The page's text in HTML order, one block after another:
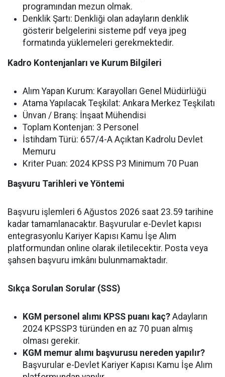
programından mezun olmak.
Denklik Şartı: Denkliği olan adayların denklik
gösterir belgelerini sisteme pdf veya jpeg
formatında yüklemeleri gerekmektedir.
Kadro Kontenjanları ve Kurum Bilgileri
Alım Yapan Kurum: Karayolları Genel Müdürlüğü
Atama Yapılacak Teşkilat: Ankara Merkez Teşkilatı
Ünvan / Branş: İnşaat Mühendisi
Toplam Kontenjan: 3 Personel
İstihdam Türü: 657/4-A Açıktan Kadrolu Devlet
Memuru
Kriter Puan: 2024 KPSS P3 Minimum 70 Puan
Başvuru Tarihleri ve Yöntemi
Başvuru işlemleri 6 Ağustos 2026 saat 23.59 tarihine
kadar tamamlanacaktır. Başvurular e-Devlet kapısı
entegrasyonlu Kariyer Kapısı Kamu İşe Alım
platformundan online olarak iletilecektir. Posta veya
şahsen başvuru imkânı bulunmamaktadır.
Sıkça Sorulan Sorular (SSS)
KGM personel alımı KPSS puanı kaç? Adayların
2024 KPSSP3 türünden en az 70 puan almış
olması gerekir.
KGM memur alımı başvurusu nereden yapılır?
Başvurular e-Devlet Kariyer Kapısı Kamu İşe Alım